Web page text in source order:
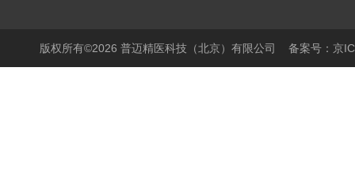
版权所有©2026 普迈精医科技（北京）有限公司 备案号：京